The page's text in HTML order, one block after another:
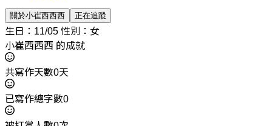
關於小崔西西西 正在追蹤
生日：11/05 性別：女
小崔西西西 的成就
共寫作天數0天
已寫作總字數0